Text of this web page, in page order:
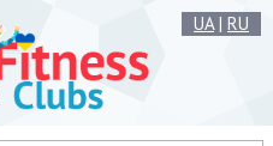
UA| RU